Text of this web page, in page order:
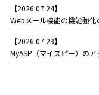
【2026.07.24】
Webメール機能の機能強
【2026.07.23】
MyASP（マイスピー）のア